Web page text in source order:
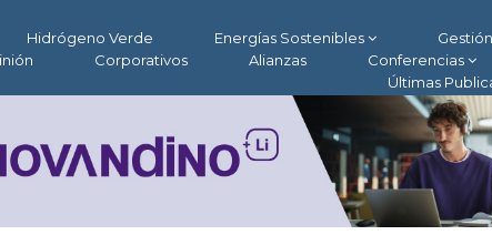
Hidrógeno Verde Energías Sostenibles
Corporativos Alianzas Conferencias
Últimas